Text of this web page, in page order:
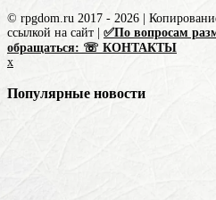
© rpgdom.ru 2017 - 2026 |
ссылкой на сайт | ✅По вопросам
обращаться: ☏ КОНТАКТЫ
x
Популярные новости